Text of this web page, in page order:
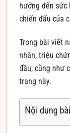
hưởng đến sức
chiến đấu của
Trong bài viết
nhân, triệu
đầu, cũng như
trạng này.
Nội dung